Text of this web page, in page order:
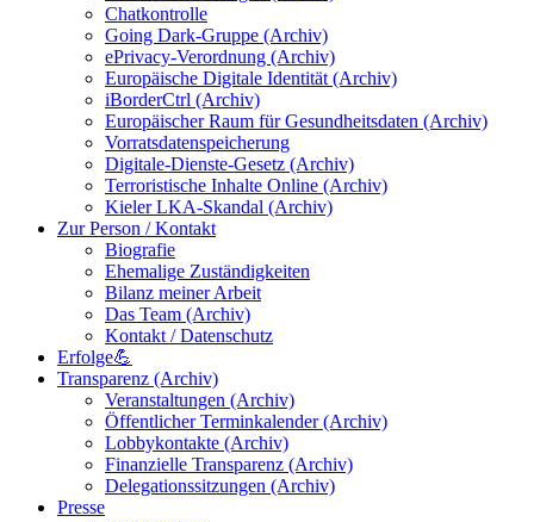
Chatkontrolle
Going Dark-Gruppe (Archiv)
ePrivacy-Verordnung (Archiv)
Europäische Digitale Identität (Archiv)
iBorderCtrl (Archiv)
Europäischer Raum für Gesundheitsdaten (Archiv)
Vorratsdatenspeicherung
Digitale-Dienste-Gesetz (Archiv)
Terroristische Inhalte Online (Archiv)
Kieler LKA-Skandal (Archiv)
Zur Person / Kontakt
Biografie
Ehemalige Zuständigkeiten
Bilanz meiner Arbeit
Das Team (Archiv)
Kontakt / Datenschutz
Erfolge💪
Transparenz (Archiv)
Veranstaltungen (Archiv)
Öffentlicher Terminkalender (Archiv)
Lobbykontakte (Archiv)
Finanzielle Transparenz (Archiv)
Delegationssitzungen (Archiv)
Presse